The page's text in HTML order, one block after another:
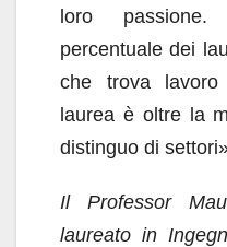
loro passione.
percentuale dei
che trova
laurea è oltre la
distinguo di
Il Professor
laureato in